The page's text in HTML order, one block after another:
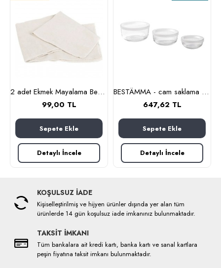
2 adet Ekmek Mayalama Bezi 50x70 cm, %100 Pamuk Amerikan Pasa Bezi
99,00 TL
Sepete Ekle
Detaylı İncele
BESTÄMMA - cam saklama kabı seti (cam)
647,62 TL
Sepete Ekle
Detaylı İncele
KOŞULSUZ İADE
Kişiselleştirilmiş ve hijyen ürünler dışında yer alan tüm
ürünlerde 14 gün koşulsuz iade imkanınız bulunmaktadır.
TAKSİT İMKANI
Tüm bankalara ait kredi kartı, banka kartı ve sanal kartlara
peşin fiyatına taksit imkanı bulunmaktadır.